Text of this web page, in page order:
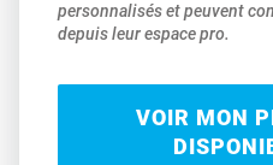
personnalisés et peuvent
depuis leur espace pro.
VOIR MON